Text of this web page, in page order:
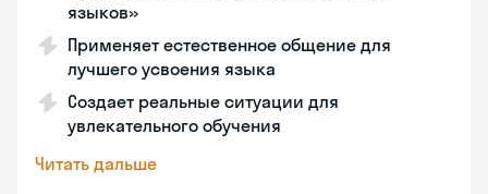
языков»
Применяет естественное общение для
лучшего усвоения языка
Создает реальные ситуации для
увлекательного обучения
Читать дальше